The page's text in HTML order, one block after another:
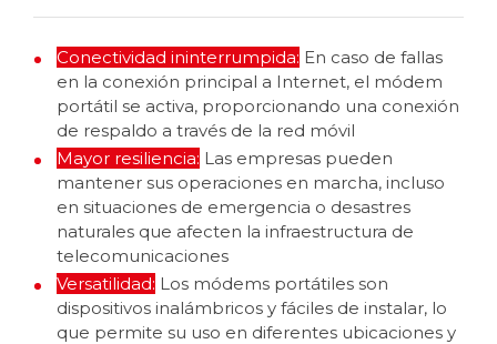
Conectividad ininterrumpida: En caso de fallas
en la conexión principal a Internet, el módem
portátil se activa, proporcionando una conexión
de respaldo a través de la red móvil
Mayor resiliencia: Las empresas pueden
mantener sus operaciones en marcha, incluso
en situaciones de emergencia o desastres
naturales que afecten la infraestructura de
telecomunicaciones
Versatilidad: Los módems portátiles son
dispositivos inalámbricos y fáciles de instalar, lo
que permite su uso en diferentes ubicaciones y